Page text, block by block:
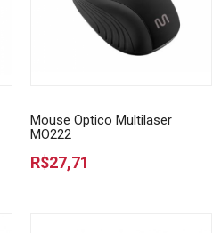
Mouse Optico Multilaser
MO222
R$27,71